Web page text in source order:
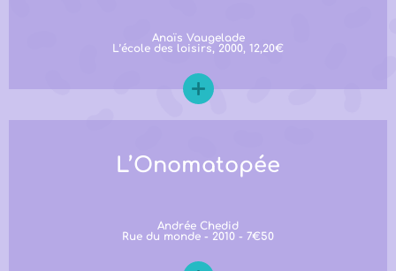
Anaïs Vaugelade
L’école des loisirs, 2000, 12,20€
L’Onomatopée
Andrée Chedid
Rue du monde - 2010 - 7€50